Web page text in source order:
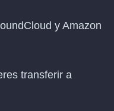
y Amazon
transferir a